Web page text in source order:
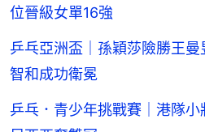
位晉級女單16強
乒乓亞洲盃｜孫穎莎險勝王
智和成功衛冕
乒乓．青少年挑戰賽｜港隊